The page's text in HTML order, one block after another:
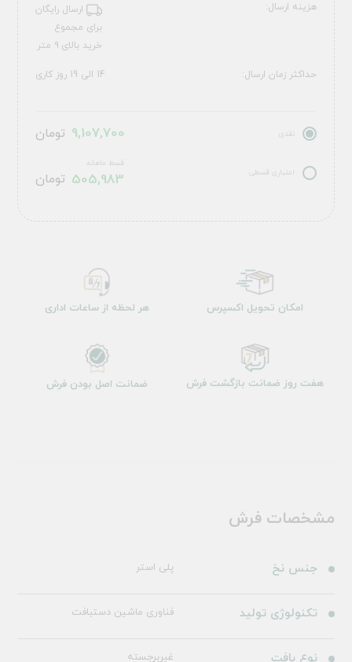
هزینه ارسال:
ارسال رایگان
برای مجموع
خرید بالای ۹ متر
حداکثر زمان ارسال: 14 الی 19 روز کاری
نقدی 9,107,700 تومان
اعتباری قسطی
قسط ماهانه
505,983 تومان
امکان تحویل اکسپرس هر لحظه از ساعات اداری
هفت روز ضمانت بازگشت فرش ضمانت اصل بودن فرش
مشخصات فرش
جنس نخ پلی استر
تکنولوژی تولید فناوری ماشین دستبافت
نوع بافت غیربرجسته